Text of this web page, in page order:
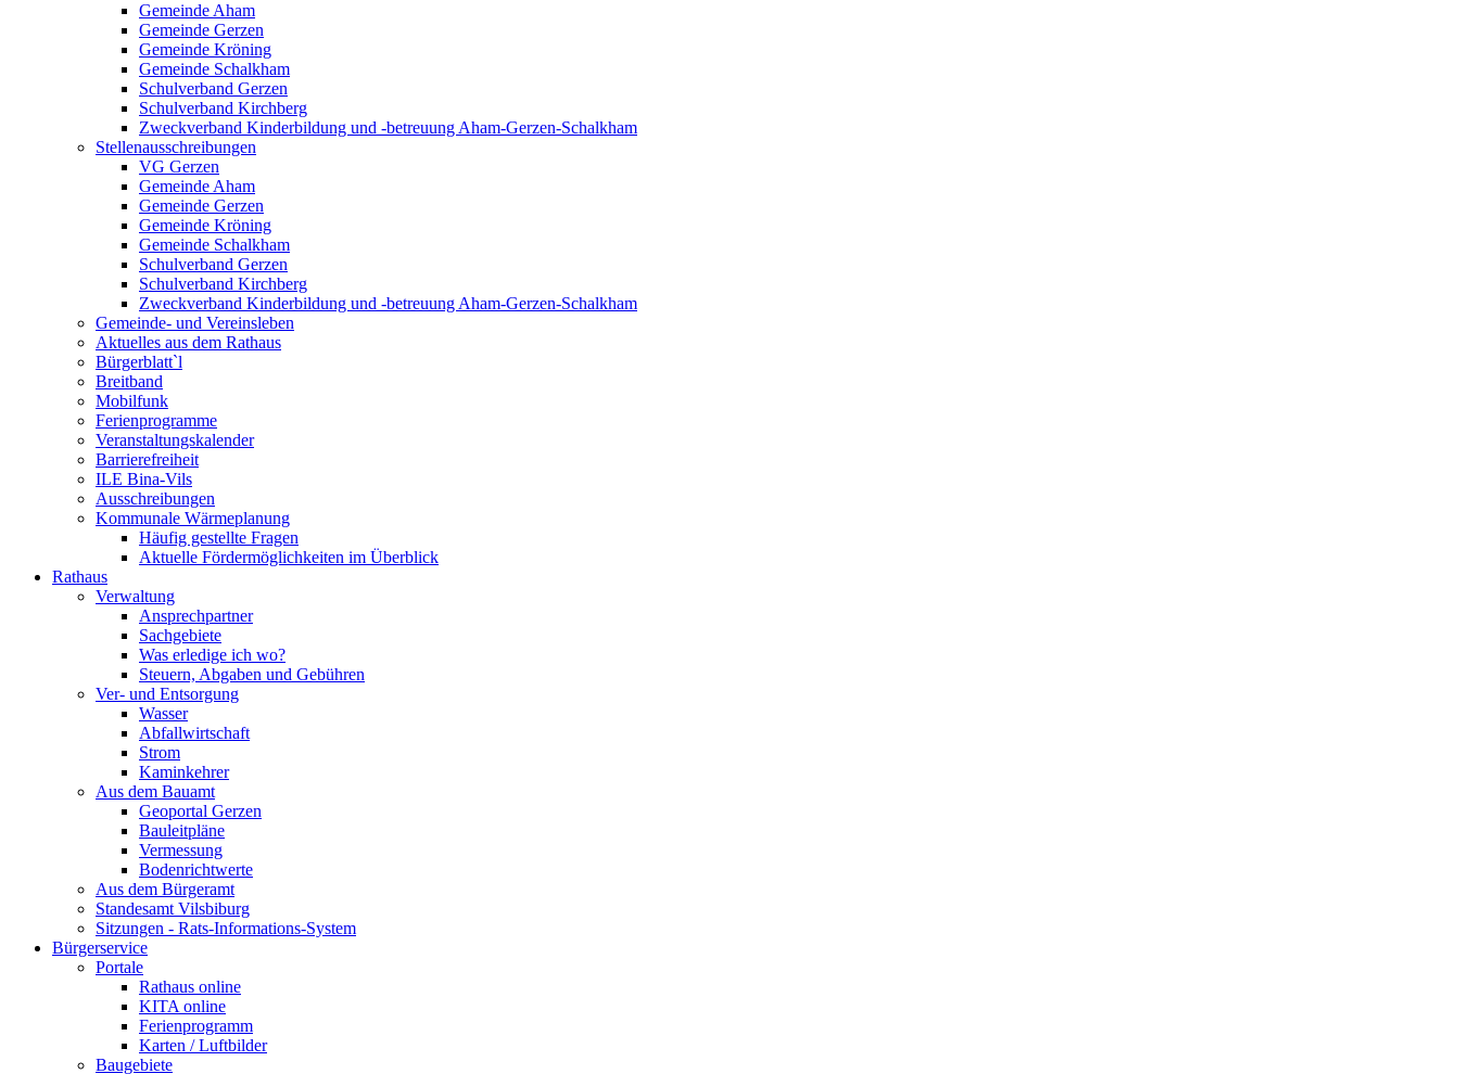
Gemeinde Aham
Gemeinde Gerzen
Gemeinde Kröning
Gemeinde Schalkham
Schulverband Gerzen
Schulverband Kirchberg
Zweckverband Kinderbildung und -betreuung Aham-Gerzen-Schalkham
Stellenausschreibungen
VG Gerzen
Gemeinde Aham
Gemeinde Gerzen
Gemeinde Kröning
Gemeinde Schalkham
Schulverband Gerzen
Schulverband Kirchberg
Zweckverband Kinderbildung und -betreuung Aham-Gerzen-Schalkham
Gemeinde- und Vereinsleben
Aktuelles aus dem Rathaus
Bürgerblatt`l
Breitband
Mobilfunk
Ferienprogramme
Veranstaltungskalender
Barrierefreiheit
ILE Bina-Vils
Ausschreibungen
Kommunale Wärmeplanung
Häufig gestellte Fragen
Aktuelle Fördermöglichkeiten im Überblick
Rathaus
Verwaltung
Ansprechpartner
Sachgebiete
Was erledige ich wo?
Steuern, Abgaben und Gebühren
Ver- und Entsorgung
Wasser
Abfallwirtschaft
Strom
Kaminkehrer
Aus dem Bauamt
Geoportal Gerzen
Bauleitpläne
Vermessung
Bodenrichtwerte
Aus dem Bürgeramt
Standesamt Vilsbiburg
Sitzungen - Rats-Informations-System
Bürgerservice
Portale
Rathaus online
KITA online
Ferienprogramm
Karten / Luftbilder
Baugebiete